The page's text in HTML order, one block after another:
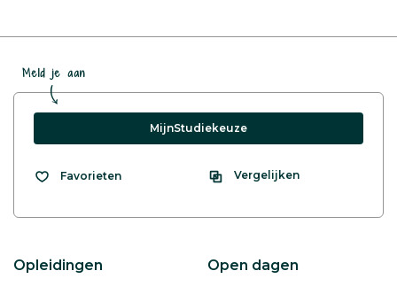
Meld je aan
MijnStudiekeuze
Favorieten Vergelijken
Opleidingen Open dagen